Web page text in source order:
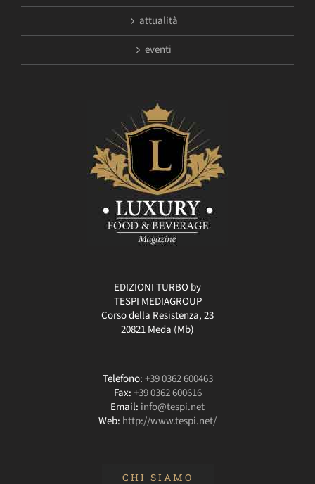
attualità
eventi
EDIZIONI TURBO by
TESPI MEDIAGROUP
Corso della Resistenza, 23
20821 Meda (Mb)
Telefono:+39 0362 600463
Fax:+39 0362 600616
Email: info@tespi.net
Web: http://www.tespi.net/
CHI SIAMO